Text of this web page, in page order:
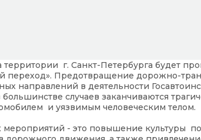
территории г. Санкт-Петербурга будет
Предотвращение дорожно-
направлений в деятельности
большинстве случаев заканчиваются
и уязвимым человеческим телом.
- это повышение культуры